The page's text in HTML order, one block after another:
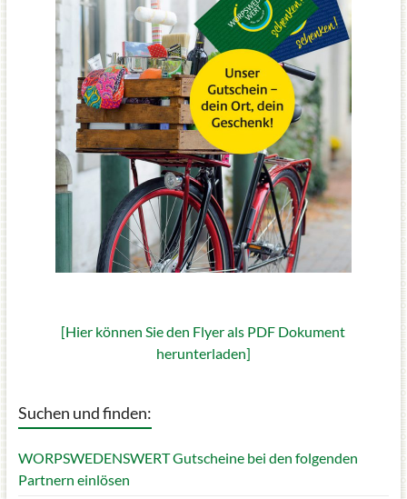
[Hier können Sie den Flyer als PDF Dokument
herunterladen]
Suchen und finden:
WORPSWEDENSWERT Gutscheine bei den folgenden
Partnern einlösen